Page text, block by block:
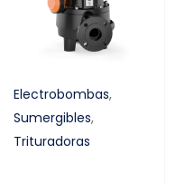
Electrobombas,
Sumergibles,
Trituradoras